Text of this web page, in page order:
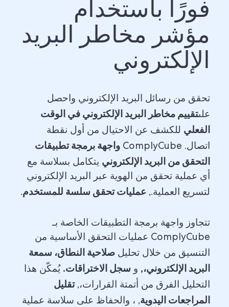
فورًا باستخدام
مؤشر مخاطر البريد
الإلكتروني
تحقق من رسائل البريد الإلكتروني واحصل
علىتقييم مخاطر البريد الإلكتروني في الوقت
الفعلي للكشف عن الاحتيال من أول نقطة
اتصال. ComplyCube
واجهة برمجة تطبيقات
التحقق من البريد الإلكتروني يتكامل بسلاسة مع
أي عملية تحقق من الهوية عبر البريد الإلكتروني
لتسريع العملية.,عمليات تحقق سلسة للمستخدم.
تتجاوز واجهة برمجة التطبيقات الخاصة بـ
ComplyCube عمليات التحقق الأساسية من
التنسيق من خلال تحليلصلاحية النطاق، سمعة
البريد الإلكتروني،, وسجل الاختراقات. يُمكّن هذا
التحليل الفرق من أتمتة القرارات،,تقليل
المراجعات اليدوية, ، والحفاظ على سلاسة عملية